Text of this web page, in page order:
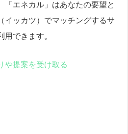
「エネカル」はあなたの要望と
イッカツ）でマッチングするサ
用できます。
や提案を受け取る